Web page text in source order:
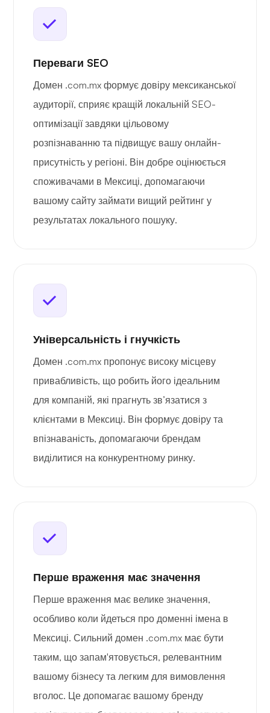
Переваги SEO
Домен .com.mx формує довіру мексиканської
аудиторії, сприяє кращій локальній SEO-
оптимізації завдяки цільовому
розпізнаванню та підвищує вашу онлайн-
присутність у регіоні. Він добре оцінюється
споживачами в Мексиці, допомагаючи
вашому сайту займати вищий рейтинг у
результатах локального пошуку.
Універсальність і гнучкість
Домен .com.mx пропонує високу місцеву
привабливість, що робить його ідеальним
для компаній, які прагнуть зв’язатися з
клієнтами в Мексиці. Він формує довіру та
впізнаваність, допомагаючи брендам
виділитися на конкурентному ринку.
Перше враження має значення
Перше враження має велике значення,
особливо коли йдеться про доменні імена в
Мексиці. Сильний домен .com.mx має бути
таким, що запам'ятовується, релевантним
вашому бізнесу та легким для вимовлення
вголос. Це допомагає вашому бренду